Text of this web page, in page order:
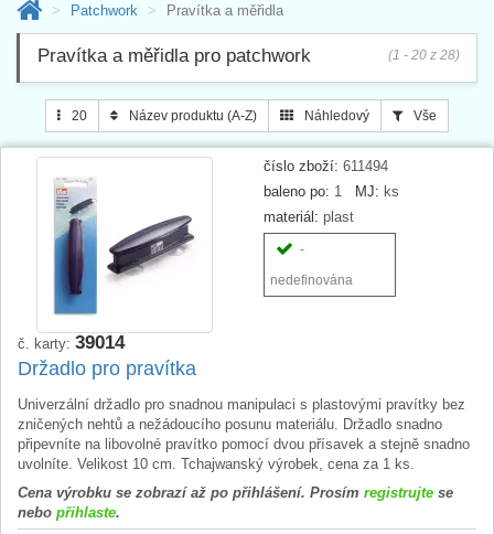
Patchwork Pravítka a měřidla
Pravítka a měřidla pro patchwork (1 - 20 z 28)
20 Název produktu (A-Z) Náhledový Vše
číslo zboží: 611494
baleno po: 1 MJ: ks
materiál: plast
-
nedefinována
č. karty: 39014
Držadlo pro pravítka
Univerzální držadlo pro snadnou manipulaci s plastovými pravítky bez
zničených nehtů a nežádoucího posunu materiálu. Držadlo snadno
připevníte na libovolné pravítko pomocí dvou přísavek a stejně snadno
uvolníte. Velikost 10 cm. Tchajwanský výrobek, cena za 1 ks.
Cena výrobku se zobrazí až po přihlášení. Prosím registrujte se
nebo přihlaste.